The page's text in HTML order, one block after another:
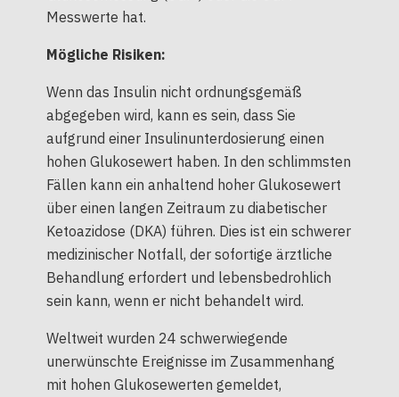
Messwerte hat.
Mögliche Risiken:
Wenn das Insulin nicht ordnungsgemäß
abgegeben wird, kann es sein, dass Sie
aufgrund einer Insulinunterdosierung einen
hohen Glukosewert haben. In den schlimmsten
Fällen kann ein anhaltend hoher Glukosewert
über einen langen Zeitraum zu diabetischer
Ketoazidose (DKA) führen. Dies ist ein schwerer
medizinischer Notfall, der sofortige ärztliche
Behandlung erfordert und lebensbedrohlich
sein kann, wenn er nicht behandelt wird.
Weltweit wurden 24 schwerwiegende
unerwünschte Ereignisse im Zusammenhang
mit hohen Glukosewerten gemeldet,